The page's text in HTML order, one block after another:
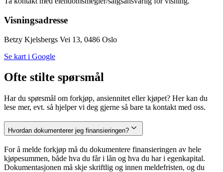
Visningsadresse
Betzy Kjelsbergs Vei 13, 0486 Oslo
Se kart i Google
Ofte stilte spørsmål
Har du spørsmål om forkjøp, ansiennitet eller kjøpet? Her kan du
lese mer, evt. så hjelper vi deg gjerne så bare ta kontakt med oss.
Hvordan dokumenterer jeg finansieringen?
For å melde forkjøp må du dokumentere finansieringen av hele
kjøpesummen, både hva du får i lån og hva du har i egenkapital.
Dokumentasjonen må skje skriftlig og innen meldefristen, og du